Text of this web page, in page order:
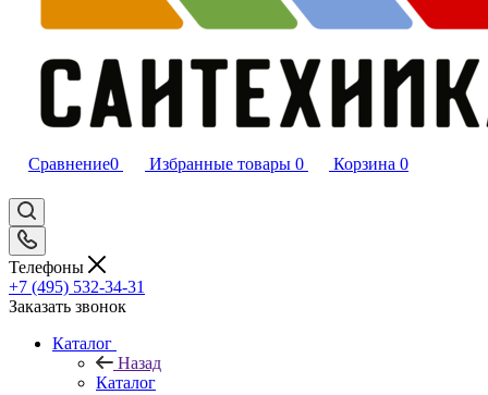
Сравнение0 Избранные товары 0 Корзина 0
Телефоны
+7 (495) 532‑34‑31
Заказать звонок
Каталог
Назад
Каталог